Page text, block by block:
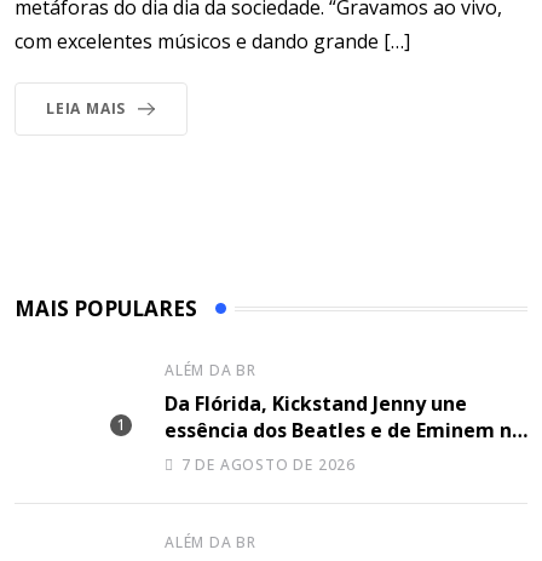
metáforas do dia dia da sociedade. “Gravamos ao vivo,
com excelentes músicos e dando grande […]
LEIA MAIS
MAIS POPULARES
ALÉM DA BR
Da Flórida, Kickstand Jenny une
essência dos Beatles e de Eminem na
canção “Lose Together”
7 DE AGOSTO DE 2026
ALÉM DA BR